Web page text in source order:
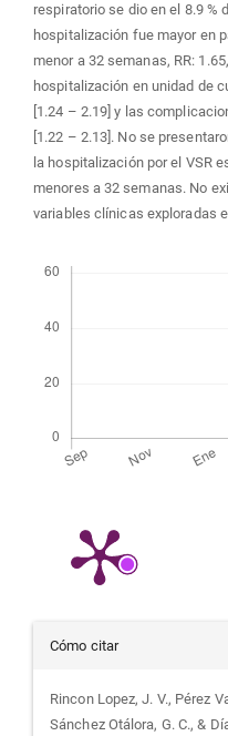
respiratorio se dio en el 8.9 %
hospitalización fue mayor en
menor a 32 semanas, RR:
hospitalización en unidad de
[1.24 – 2.19] y las
[1.22 – 2.13]. No se
la hospitalización por el VSR
menores a 32 semanas. No
variables clínicas exploradas
Detalles
del
Cómo citar
Rincon Lopez, J. V., Pérez
Sánchez Otálora, G. C., &